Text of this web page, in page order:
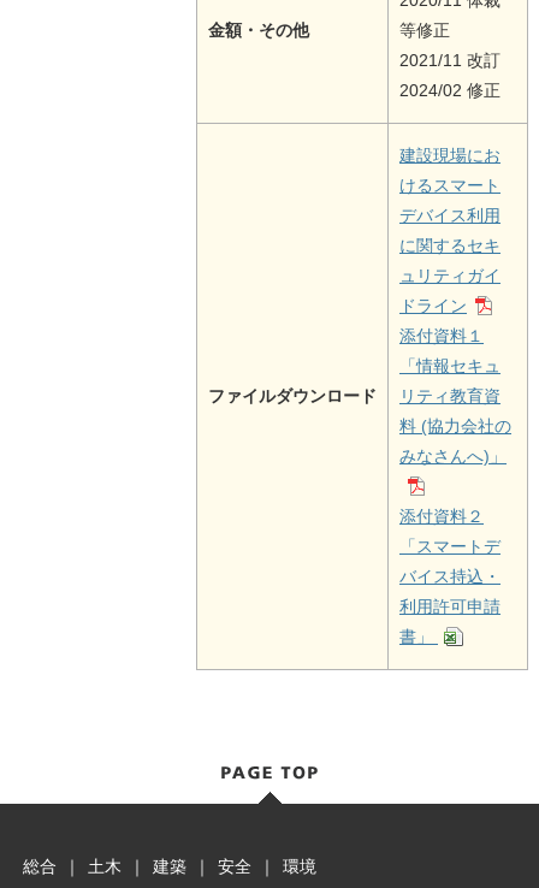
金額・その他
等修正
2021/11 改訂
2024/02 修正
ファイルダウンロード
建設現場にお
けるスマート
デバイス利用
に関するセキ
ュリティガイ
ドライン
添付資料１
「情報セキュ
リティ教育資
料 (協力会社の
みなさんへ)」
添付資料２
「スマートデ
バイス持込・
利用許可申請
書」
総合 ｜ 土木 ｜ 建築 ｜ 安全 ｜ 環境